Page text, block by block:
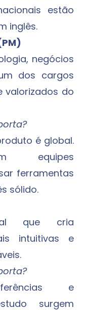
estão
inglês.
negócios
dos cargos
valorizados do
é global.
equipes
ferramentas
sólido.
que cria
intuitivas e
e
surgem